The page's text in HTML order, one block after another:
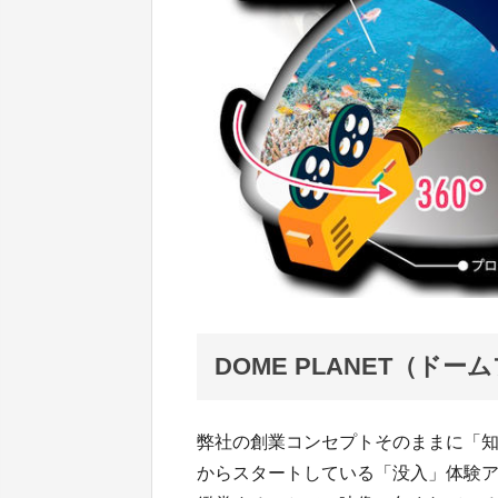
DOME PLANET（ドー
弊社の創業コンセプトそのままに「
からスタートしている「没入」体験